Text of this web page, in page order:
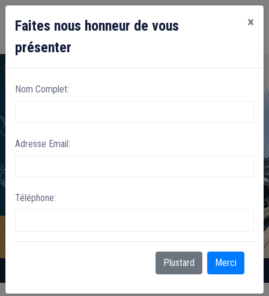
ISSI.AC.MA Copyright © 2026 All rights reserved.
Faites nous honneur de vous
présenter
×
Nom Complet:
Adresse Email:
Téléphone:
Plustard Merci